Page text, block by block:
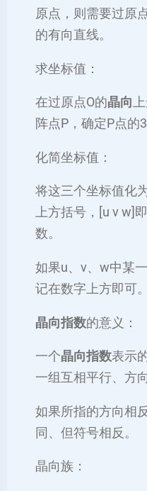
原点，则需要过原
的有向直线。
‌求坐标值‌：
在过原点O的晶向
阵点P，确定P点的
‌化简坐标值‌：
将这三个坐标值化
上方括号，[u v w]
数。
如果u、v、w中某
记在数字上方即可。
‌晶向指数的意义‌：
一个晶向指数表示
一组互相平行、方
如果所指的方向相
同、但符号相反。
‌晶向族‌：